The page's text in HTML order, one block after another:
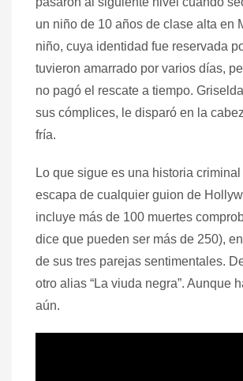
un niño de 10 años de clase alta en
niño, cuya identidad fue reservada
tuvieron amarrado por varios días,
no pagó el rescate a tiempo.
sus cómplices, le disparó en la
fría.
Lo que sigue es una historia
escapa de cualquier guion de
incluye más de 100 muertes
dice que pueden ser más de 250),
de sus tres parejas sentimentales.
otro alias “La viuda negra”. Aunque
aún.